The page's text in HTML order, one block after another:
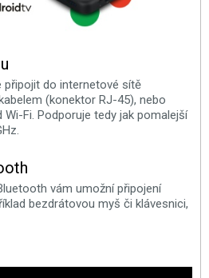
připojit do internetové sítě
(konektor RJ-45), nebo
Fi. Podporuje tedy jak pomalejší
vám umožní připojení
bezdrátovou myš či klávesnici,